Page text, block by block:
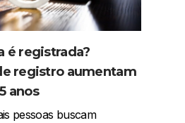
é registrada?
registro aumentam
anos
pessoas buscam